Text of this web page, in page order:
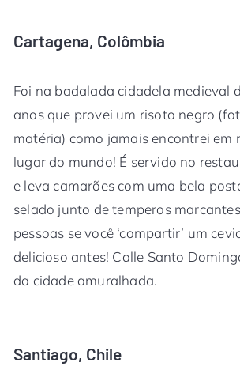
Cartagena, Colômbia
Foi na badalada cidadela medieval
anos que provei um risoto negro
matéria) como jamais encontrei em
lugar do mundo! É servido no
e leva camarões com uma bela
selado junto de temperos
pessoas se você ‘compartir’ um
delicioso antes! Calle Santo
da cidade amuralhada.
Santiago, Chile